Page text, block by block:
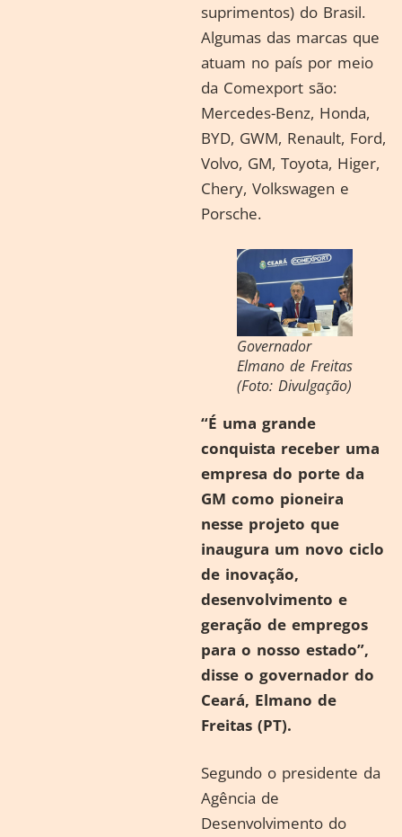
suprimentos) do Brasil.
Algumas das marcas que
atuam no país por meio
da Comexport são:
Mercedes-Benz, Honda,
BYD, GWM, Renault, Ford,
Volvo, GM, Toyota, Higer,
Chery, Volkswagen e
Porsche.
Governador
Elmano de Freitas
(Foto: Divulgação)
“É uma grande
conquista receber uma
empresa do porte da
GM como pioneira
nesse projeto que
inaugura um novo ciclo
de inovação,
desenvolvimento e
geração de empregos
para o nosso estado”,
disse o governador do
Ceará, Elmano de
Freitas (PT).
Segundo o presidente da
Agência de
Desenvolvimento do